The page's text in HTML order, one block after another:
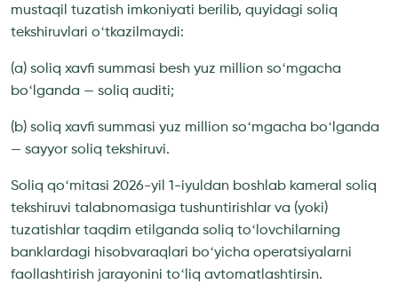
mustaqil tuzatish imkoniyati berilib, quyidagi soliq
tekshiruvlari oʻtkazilmaydi:
(a) soliq xavfi summasi besh yuz million soʻmgacha
boʻlganda — soliq auditi;
(b) soliq xavfi summasi yuz million soʻmgacha boʻlganda
— sayyor soliq tekshiruvi.
Soliq qoʻmitasi 2026-yil 1-iyuldan boshlab kameral soliq
tekshiruvi talabnomasiga tushuntirishlar va (yoki)
tuzatishlar taqdim etilganda soliq toʻlovchilarning
banklardagi hisobvaraqlari boʻyicha operatsiyalarni
faollashtirish jarayonini toʻliq avtomatlashtirsin.